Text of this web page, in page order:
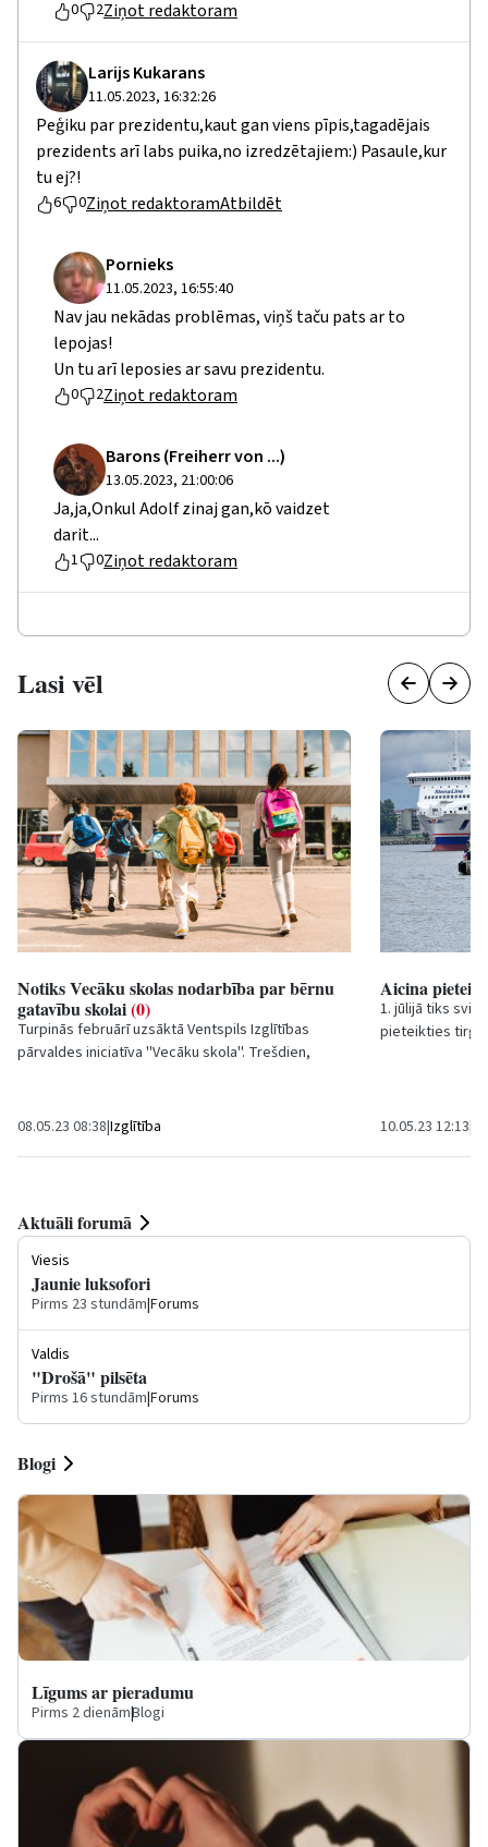
0 2Ziņot redaktoram
Larijs Kukarans
11.05.2023, 16:32:26
Peģiku par prezidentu,kaut gan viens pīpis,tagadējais
prezidents arī labs puika,no izredzētajiem:) Pasaule,kur
tu ej?!
6 0Ziņot redaktoramAtbildēt
Pornieks
11.05.2023, 16:55:40
Nav jau nekādas problēmas, viņš taču pats ar to
lepojas!
Un tu arī leposies ar savu prezidentu.
0 2Ziņot redaktoram
Barons (Freiherr von ...)
13.05.2023, 21:00:06
Ja,ja,Onkul Adolf zinaj gan,kō vaidzet
darit...
1 0Ziņot redaktoram
Lasi vēl
Notiks Vecāku skolas nodarbība par bērnu
gatavību skolai(0)
Turpinās februārī uzsāktā Ventspils Izglītības
pārvaldes iniciatīva ''Vecāku skola''. Trešdien,
08.05.23 08:38|Izglītība
Aicina
1. jūlijā tiks
pieteikties
10.05.23 12:13|
Aktuāli forumā
Viesis
Jaunie luksofori
Pirms 23 stundām|Forums
Valdis
"Drošā" pilsēta
Pirms 16 stundām|Forums
Blogi
Līgums ar pieradumu
Pirms 2 dienām|Blogi